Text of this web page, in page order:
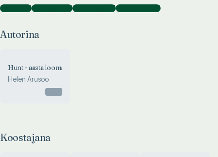
Autorina )Koostajana )Toimetajana )Kaasautorina )
Autorina
Hunt - aasta loom
Helen Arusoo
Koostajana